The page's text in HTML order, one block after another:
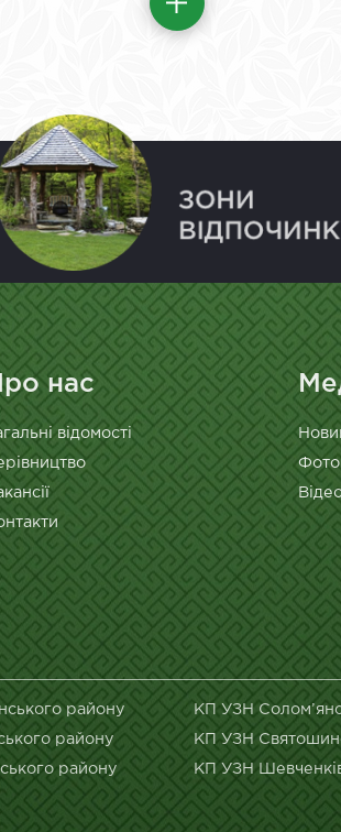
нас
відомості
району
району
району
КП УЗН
КП УЗН
КП УЗН